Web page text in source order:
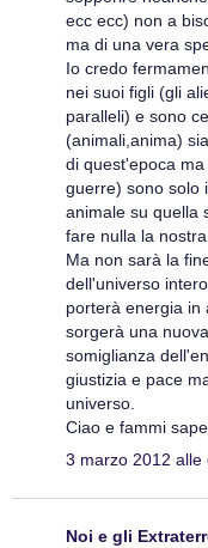
ecc ecc) non a
ma di una vera
Io credo
nei suoi figli (gli
paralleli) e sono
(animali,anima)
di quest'epoca
guerre) sono solo
animale su quella
fare nulla la
Ma non sarà la
dell'universo
porterà energia in
sorgerà una
somiglianza
giustizia e pace
universo.
Ciao e fammi
3 marzo 2012 alle
Noi e gli